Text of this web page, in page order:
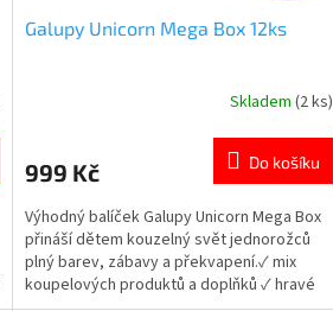
Galupy Unicorn Mega Box 12ks
je
z
5
hvězdiček.
Skladem (2 ks)
999 Kč Do košíku
Výhodný balíček Galupy Unicorn Mega Box
přináší dětem kouzelný svět jednorožců
plný barev, zábavy a překvapení.✓ mix
koupelových produktů a doplňků ✓ hravé